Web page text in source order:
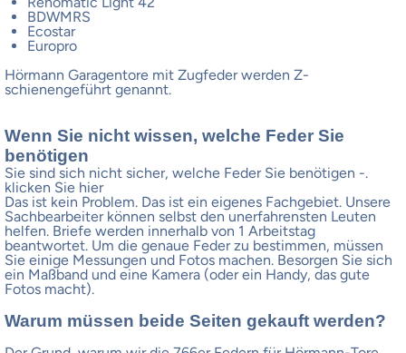
BDWMRS
Ecostar
Europro
Hörmann Garagentore mit Zugfeder werden Z-
schienengeführt genannt.
Wenn Sie nicht wissen, welche Feder Sie
benötigen
Sie sind sich nicht sicher, welche Feder Sie benötigen -.
klicken Sie hier
Das ist kein Problem. Das ist ein eigenes Fachgebiet. Unsere
Sachbearbeiter können selbst den unerfahrensten Leuten
helfen. Briefe werden innerhalb von 1 Arbeitstag
beantwortet. Um die genaue Feder zu bestimmen, müssen
Sie einige Messungen und Fotos machen. Besorgen Sie sich
ein Maßband und eine Kamera (oder ein Handy, das gute
Fotos macht).
Warum müssen beide Seiten gekauft werden?